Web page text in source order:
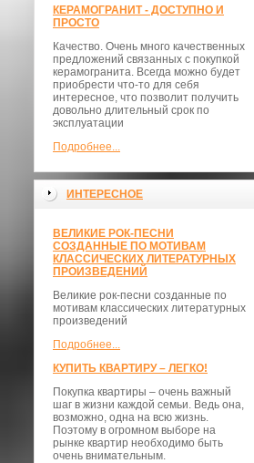
КЕРАМОГРАНИТ - ДОСТУПНО И
ПРОСТО
Качество. Очень много качественных
предложений связанных с покупкой
керамогранита. Всегда можно будет
приобрести что-то для себя
интересное, что позволит получить
довольно длительный срок по
эксплуатации
Подробнее...
ИНТЕРЕСНОЕ
ВЕЛИКИЕ РОК-ПЕСНИ
СОЗДАННЫЕ ПО МОТИВАМ
КЛАССИЧЕСКИХ ЛИТЕРАТУРНЫХ
ПРОИЗВЕДЕНИЙ
Великие рок-песни созданные по
мотивам классических литературных
произведений
Подробнее...
КУПИТЬ КВАРТИРУ – ЛЕГКО!
Покупка квартиры – очень важный
шаг в жизни каждой семьи. Ведь она,
возможно, одна на всю жизнь.
Поэтому в огромном выборе на
рынке квартир необходимо быть
очень внимательным.